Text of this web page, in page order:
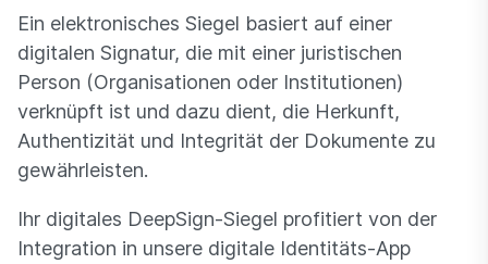
Ein elektronisches Siegel basiert auf einer
digitalen Signatur, die mit einer juristischen
Person (Organisationen oder Institutionen)
verknüpft ist und dazu dient, die Herkunft,
Authentizität und Integrität der Dokumente zu
gewährleisten.
Ihr digitales DeepSign-Siegel profitiert von der
Integration in unsere digitale Identitäts-App